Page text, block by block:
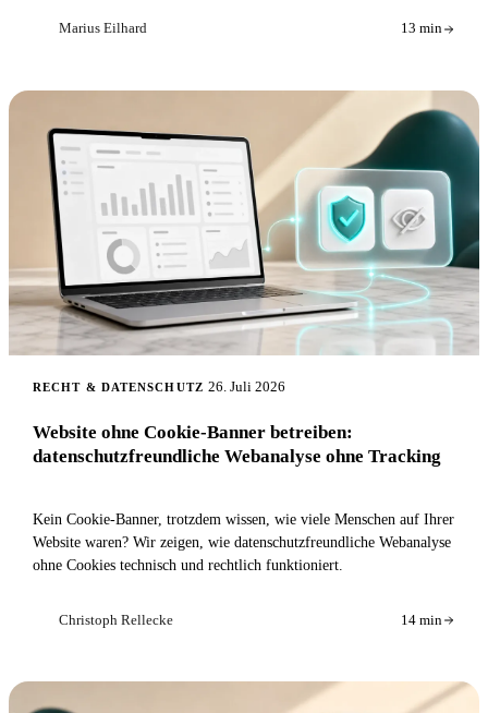
Marius Eilhard 13 min
RECHT & DATENSCHUTZ 26. Juli 2026
Website ohne Cookie-Banner betreiben:
datenschutzfreundliche Webanalyse ohne Tracking
Kein Cookie-Banner, trotzdem wissen, wie viele Menschen auf Ihrer
Website waren? Wir zeigen, wie datenschutzfreundliche Webanalyse
ohne Cookies technisch und rechtlich funktioniert.
Christoph Rellecke 14 min